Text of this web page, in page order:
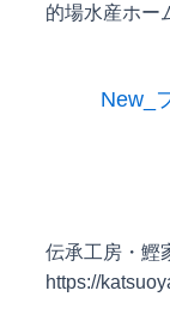
的場水産ホー
New_
伝承工房・鰹
https://